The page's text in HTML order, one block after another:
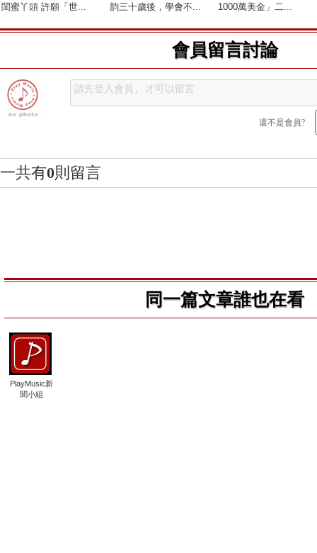
閨蜜丫頭 許願「世...
韵三十歲後，學會不...
1000萬美金」二...
會員留言討論
還不是會員?
一共有0則留言
同一篇文章誰也在看
PlayMusic新
聞小組